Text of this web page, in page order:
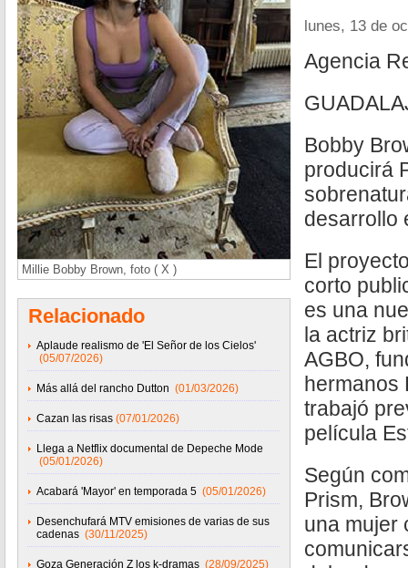
Millie Bobby Brown, foto ( X )
Relacionado
Aplaude realismo de 'El Señor de los Cielos'
(05/07/2026)
Más allá del rancho Dutton (01/03/2026)
Cazan las risas (07/01/2026)
Llega a Netflix documental de Depeche Mode
(05/01/2026)
Acabará 'Mayor' en temporada 5 (05/01/2026)
Desenchufará MTV emisiones de varias de sus
cadenas (30/11/2025)
Goza Generación Z los k-dramas (28/09/2025)
lunes, 13 de
Agencia
Bobby
producirá
desarrollo
El
corto
es una
la actriz
AGBO,
hermanos
trabajó
película
Según
Prism,
una mujer